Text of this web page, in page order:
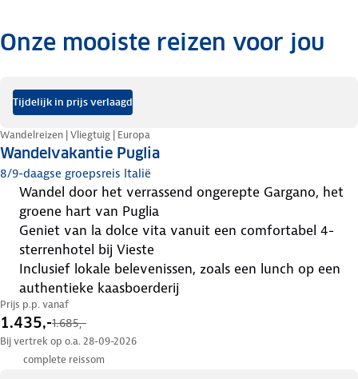
.Onze mooiste reizen voor jou
Tijdelijk in prijs verlaagd
Wandelvakantie Puglia
Wandelreizen | Vliegtuig | Europa
8/9-daagse groepsreis Italië
wandel door het verrassend ongerepte Gargano, het
groene hart van Puglia
geniet van la dolce vita vanuit een comfortabel 4-
sterrenhotel bij Vieste
inclusief lokale belevenissen, zoals een lunch op een
authentieke kaasboerderij
Prijs p.p. vanaf
1.435,-1.685,-
Bij vertrek op o.a. 28-09-2026
complete reissom